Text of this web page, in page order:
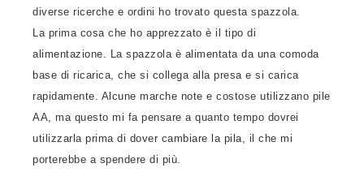
diverse ricerche e ordini ho trovato questa spazzola.
La prima cosa che ho apprezzato è il tipo di
alimentazione. La spazzola è alimentata da una comoda
base di ricarica, che si collega alla presa e si carica
rapidamente. Alcune marche note e costose utilizzano pile
AA, ma questo mi fa pensare a quanto tempo dovrei
utilizzarla prima di dover cambiare la pila, il che mi
porterebbe a spendere di più.